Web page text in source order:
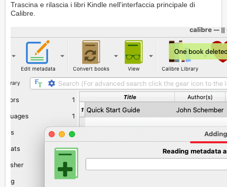
Trascina e rilascia i libri Kindle nell'interfaccia principale di
Calibre.